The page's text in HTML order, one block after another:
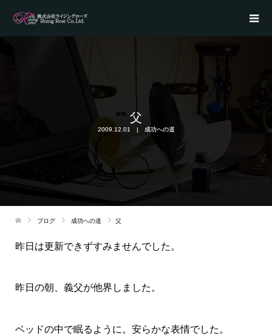
父
2009.12.01 成功への道
ブログ 成功への道 父
昨日は更新できずすみませんでした。
昨日の朝、義父が他界しました。
ベッドの中で眠るように。安らかな表情でした。